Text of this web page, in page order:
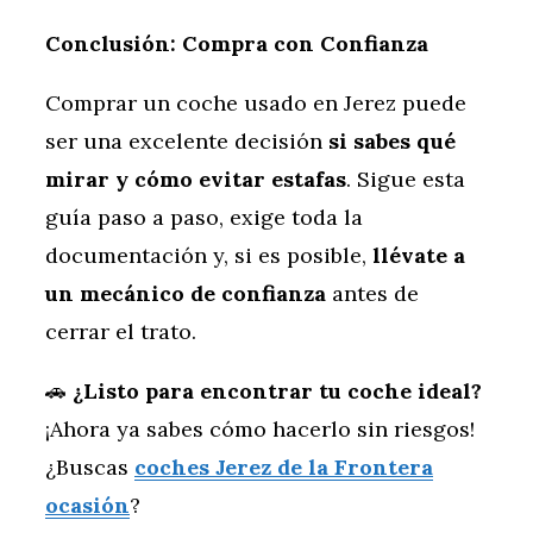
Conclusión: Compra con Confianza
Comprar un coche usado en Jerez puede
ser una excelente decisión si sabes qué
mirar y cómo evitar estafas. Sigue esta
guía paso a paso, exige toda la
documentación y, si es posible, llévate a
un mecánico de confianza antes de
cerrar el trato.
🚗 ¿Listo para encontrar tu coche ideal?
¡Ahora ya sabes cómo hacerlo sin riesgos!
¿Buscas coches Jerez de la Frontera
ocasión?